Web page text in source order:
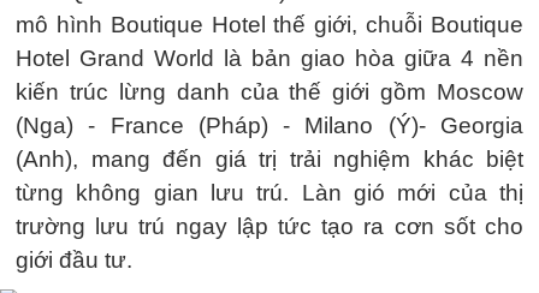
mô hình Boutique Hotel thế giới, chuỗi Boutique
Hotel Grand World là bản giao hòa giữa 4 nền
kiến trúc lừng danh của thế giới gồm Moscow
(Nga) - France (Pháp) - Milano (Ý)- Georgia
(Anh), mang đến giá trị trải nghiệm khác biệt
từng không gian lưu trú. Làn gió mới của thị
trường lưu trú ngay lập tức tạo ra cơn sốt cho
giới đầu tư.